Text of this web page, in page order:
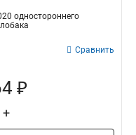
одностороннего
Сравнить
₽
+